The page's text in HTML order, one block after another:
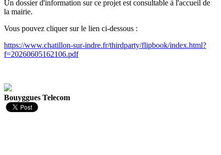
Un dossier d'information sur ce projet est consultable à l'accueil de
la mairie.
Vous pouvez cliquer sur le lien ci-dessous :
https://www.chatillon-sur-indre.fr/thirdparty/flipbook/index.html?
f=20260605162106.pdf
Bouyggues Telecom